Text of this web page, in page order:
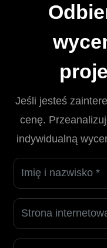
Jeśli jesteś
cenę.
indywidualną